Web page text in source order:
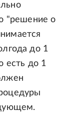
"решение о
до 1
есть до 1